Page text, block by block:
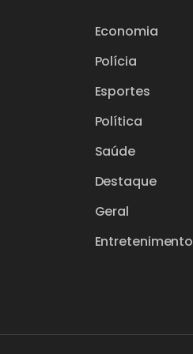
Economia
Polícia
Esportes
Política
Saúde
Destaque
Geral
Entretenimento